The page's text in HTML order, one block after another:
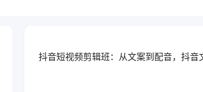
抖音短视频剪辑班：从文案到配音，抖音